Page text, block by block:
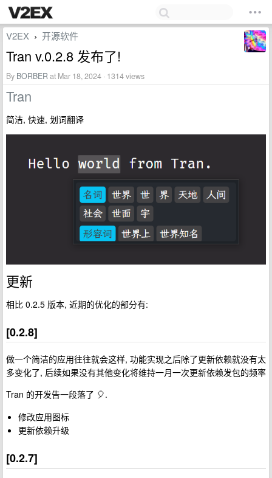
V2EX › 开源软件
Tran v.0.2.8 发布了!
By BORBERat Mar 18, 2024 · 1314 views
Tran
简洁, 快速, 划词翻译
更新
相比 0.2.5 版本, 近期的优化的部分有:
[0.2.8]
做一个简洁的应用往往就会这样, 功能实现之后除了更新依赖就没有太
多变化了, 后续如果没有其他变化将维持一月一次更新依赖发包的频率
Tran 的开发告一段落了 🎈.
修改应用图标
更新依赖升级
[0.2.7]